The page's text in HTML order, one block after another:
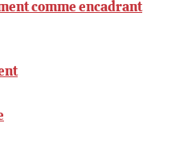
comme encadrant